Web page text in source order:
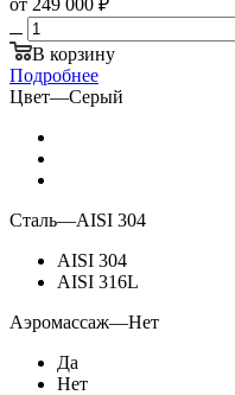
В корзину
Подробнее
Цвет—Серый
Сталь—AISI 304
AISI 304
AISI 316L
Аэромассаж—Нет
Да
Нет